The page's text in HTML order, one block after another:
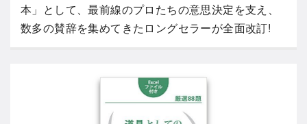
本」として、最前線のプロたちの意思決定を支え、
数多の賛辞を集めてきたロングセラーが全面改訂!